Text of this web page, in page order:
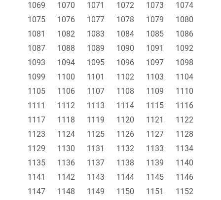
1069
1070 1071 1072 1073
1074
1075
1076 1077 1078 1079
1080
1081
1082 1083 1084 1085
1086
1087
1088 1089 1090 1091
1092
1093
1094 1095 1096 1097
1098
1099
1100 1101 1102 1103
1104
1105
1106 1107 1108 1109
1110
1111
1112 1113 1114 1115
1116
1117
1118 1119 1120 1121
1122
1123
1124 1125 1126 1127
1128
1129
1130 1131 1132 1133
1134
1135
1136 1137 1138 1139
1140
1141
1142 1143 1144 1145
1146
1147
1148 1149 1150 1151 1152